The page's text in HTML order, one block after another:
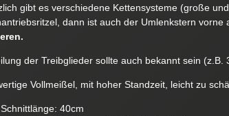
gibt es verschiedene Kettensysteme (große
dann ist auch der Umlenkstern vorne
der Treibglieder sollte auch bekannt sein (z.B.
Vollmeißel, mit hoher Standzeit, leicht zu
Schnittlänge: 40cm